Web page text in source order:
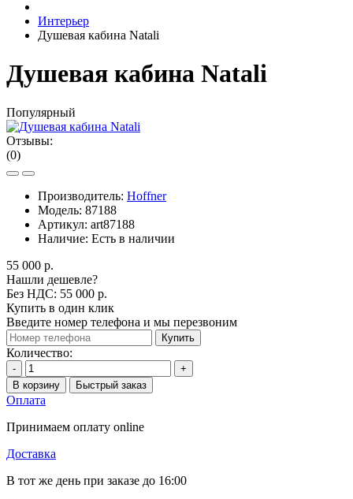
Интерьер
Душевая кабина Natali
Душевая кабина Natali
Популярный
Отзывы:
(0)
Производитель: Hoffner
Модель: 87188
Артикул: art87188
Наличие: Есть в наличии
55 000 р.
Нашли дешевле?
Без НДС: 55 000 р.
Купить в один клик
Введите номер телефона и мы перезвоним
Купить
Количество:
-
+
В корзину
Быстрый заказ
Оплата
Принимаем оплату online
Доставка
В тот же день при заказе до 16:00